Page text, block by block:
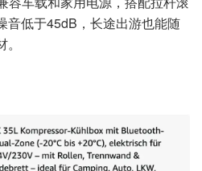
音低于45dB，长途出游也能随